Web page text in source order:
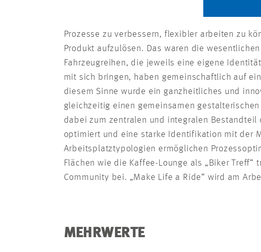
Prozesse zu verbessern, flexibler arbeiten zu
Produkt aufzulösen. Das waren die
Fahrzeugreihen, die jeweils eine eigene
mit sich bringen, haben gemeinschaftlich auf
diesem Sinne wurde ein ganzheitliches und
gleichzeitig einen gemeinsamen
dabei zum zentralen und integralen
optimiert und eine starke Identifikation mit der
Arbeitsplatztypologien ermöglichen
Flächen wie die Kaffee-Lounge als „Biker
Community bei. „Make Life a Ride“ wird am
MEHRWERTE